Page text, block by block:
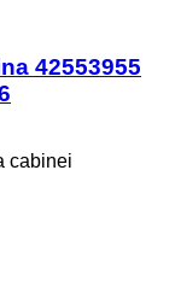
42553955
cabinei